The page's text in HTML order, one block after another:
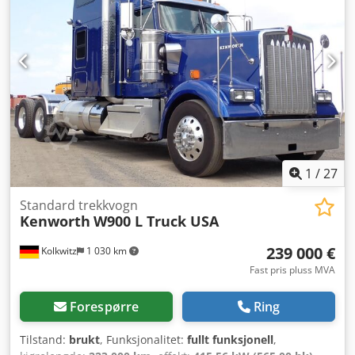
1 /27
Kolkwitz 1 030 km
Standard trekkvogn
Kenworth W900 L Truck USA
239 000 €
Fast pris pluss MVA
Forespørre Ring
Tilstand: brukt, Funksjonalitet: fullt funksjonell,